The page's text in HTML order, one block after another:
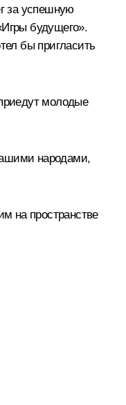
за успешную
будущего».
бы пригласить
молодые
народами,
на пространстве